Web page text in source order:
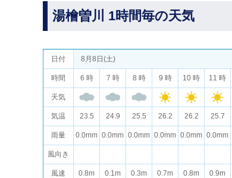
湯檜曽川 1時間毎の天気
日付
時間
天気
気温
雨量
風向き
風速
8月8日(土)
6 時 7 時 8 時 9 時 10 時 11 時
23.5 24.9 25.5 26.2 26.2 25.7
0.0mm 0.0mm 0.0mm 0.0mm 0.0mm 0.0mm
0.8m 0.1m 0.3m 0.7m 0.8m 0.9m